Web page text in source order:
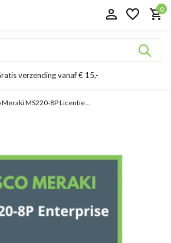
0
verzending vanaf € 15,-
Meraki MS220-8P Licentie...